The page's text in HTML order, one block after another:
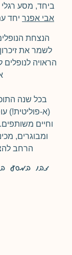
ביחד, מסע
אבי אפנר יחד
הנצחת
לשמר את
הראויה
בכל שנה
(א-פוליטית!)
וחיים
ומבוגרים,
הרחב